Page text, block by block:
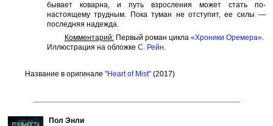
бывает коварна, и путь взросления может стать по-
настоящему трудным. Пока туман не отступит, ее силы —
последняя надежда.
Комментарий:Первый роман цикла «Хроники Оремера».
Иллюстрация на обложке С. Рейн.
Название в оригинале "Heart of Mist"(2017)
Пол Энли